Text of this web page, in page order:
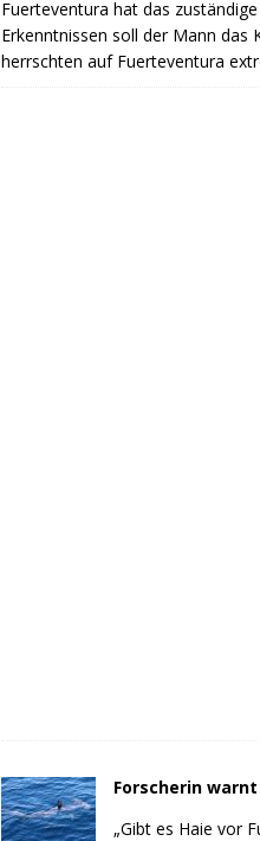
Fuerteventura hat das
Erkenntnissen soll der Mann das
herrschten auf Fuerteventura
Forscherin
„Gibt es Haie vor